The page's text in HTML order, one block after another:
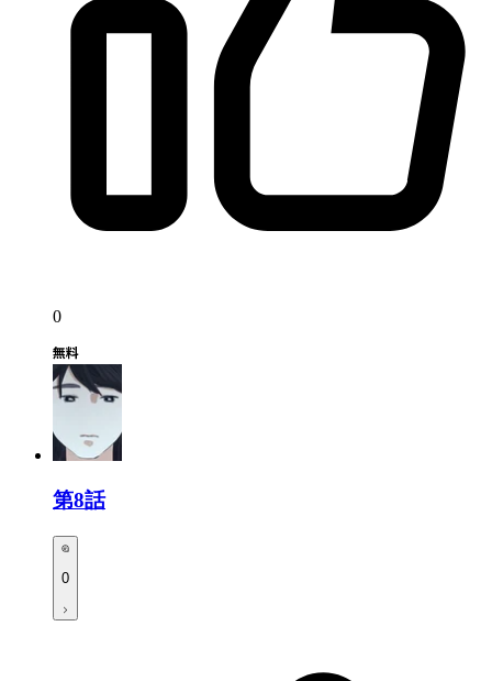
0
第8話
0